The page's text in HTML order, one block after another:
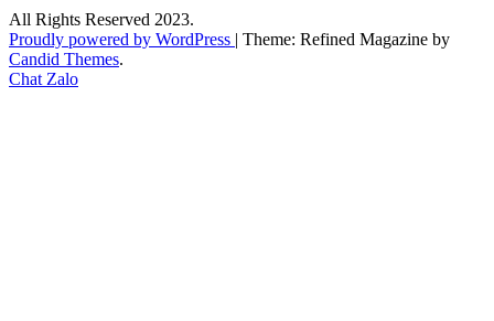
All Rights Reserved 2023.
Proudly powered by WordPress | Theme: Refined Magazine by
Candid Themes.
Chat Zalo